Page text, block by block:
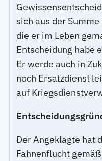
sich aus der
die er im Leben
Entscheidung habe
Er werde auch in
noch Ersatzdienst
auf
Der Angeklagte hat
Fahnenflucht